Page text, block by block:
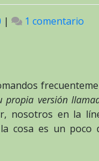
| 1 comentario
propia versión
nosotros en la
la cosa es un poco